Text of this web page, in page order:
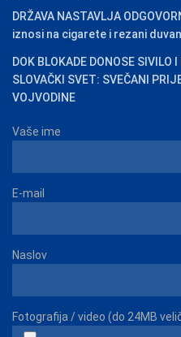
DRŽAVA NASTAVLJA
iznosi na cigarete i rezani
DOK BLOKADE DONOSE SIVILO
SLOVAČKI SVET: SVEČANI
VOJVODINE
Vaše ime
E-mail
Naslov
Fotografija / video (do 24MB